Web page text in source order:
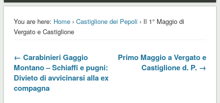
You are here: Home› Castiglione dei Pepoli› Il 1° Maggio di
Vergato e Castiglione
← Carabinieri Gaggio
Montano – Schiaffi e pugni:
Divieto di avvicinarsi alla ex
compagna
Primo Maggio a Vergato e
Castiglione d. P. →